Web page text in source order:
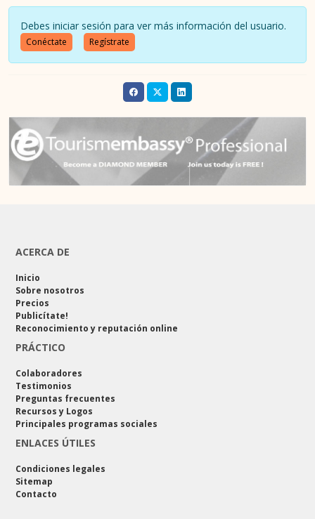
Debes iniciar sesión para ver más información del usuario.
Conéctate Regístrate
ACERCA DE
Inicio
Sobre nosotros
Precios
Publicítate!
Reconocimiento y reputación online
PRÁCTICO
Colaboradores
Testimonios
Preguntas frecuentes
Recursos y Logos
Principales programas sociales
ENLACES ÚTILES
Condiciones legales
Sitemap
Contacto